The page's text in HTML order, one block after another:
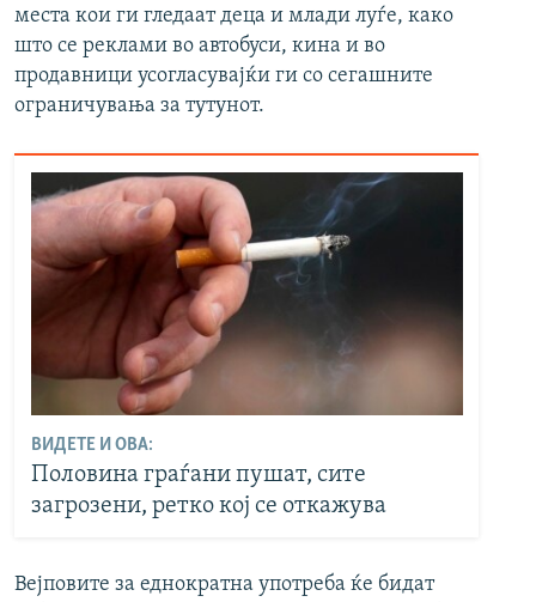
места кои ги гледаат деца и млади луѓе, како
што се реклами во автобуси, кина и во
продавници усогласувајќи ги со сегашните
ограничувања за тутунот.
ВИДЕТЕ И ОВА:
Половина граѓани пушат, сите
загрозени, ретко кој се откажува
Вејповите за еднократна употреба ќе бидат